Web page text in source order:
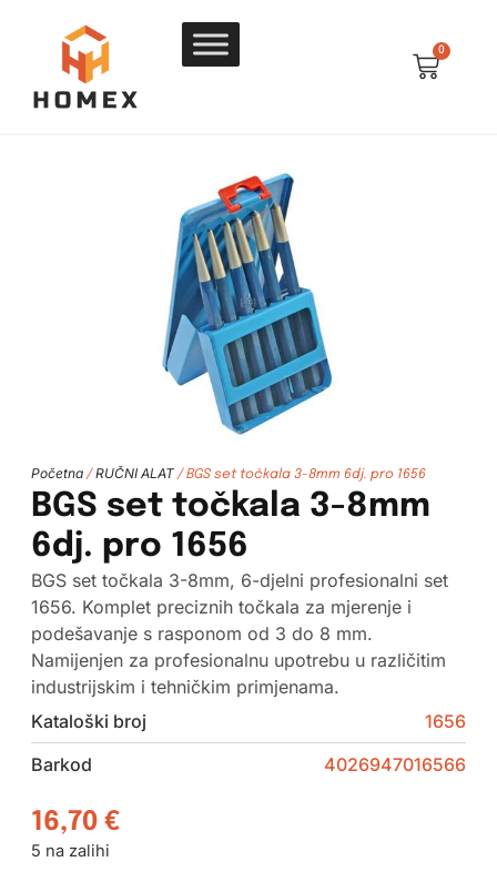
0
Početna/ RUČNI ALAT/ BGS set točkala 3-8mm 6dj. pro 1656
BGS set točkala 3-8mm
6dj. pro 1656
BGS set točkala 3-8mm, 6-djelni profesionalni set
1656. Komplet preciznih točkala za mjerenje i
podešavanje s rasponom od 3 do 8 mm.
Namijenjen za profesionalnu upotrebu u različitim
industrijskim i tehničkim primjenama.
Kataloški broj
1656
Barkod
4026947016566
16,70 €
5 na zalihi